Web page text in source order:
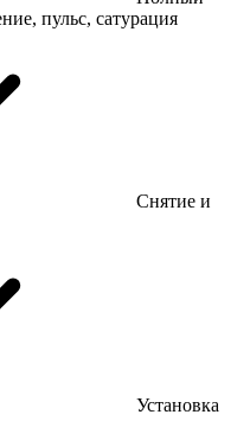
пульс, сатурация
Снятие и
Установка